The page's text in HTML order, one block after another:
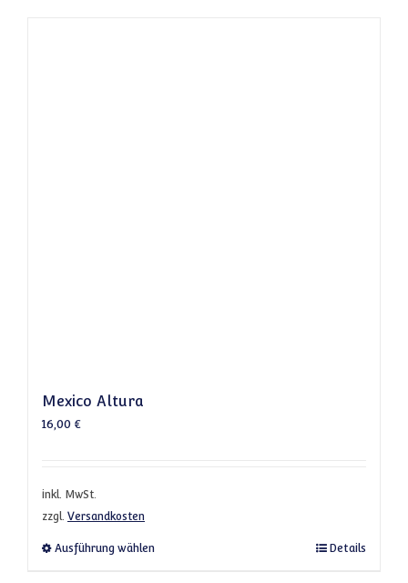
Mexico Altura
16,00 €
inkl. MwSt.
zzgl. Versandkosten
Ausführung wählen Dieses Produkt weist mehrere Varianten
Details